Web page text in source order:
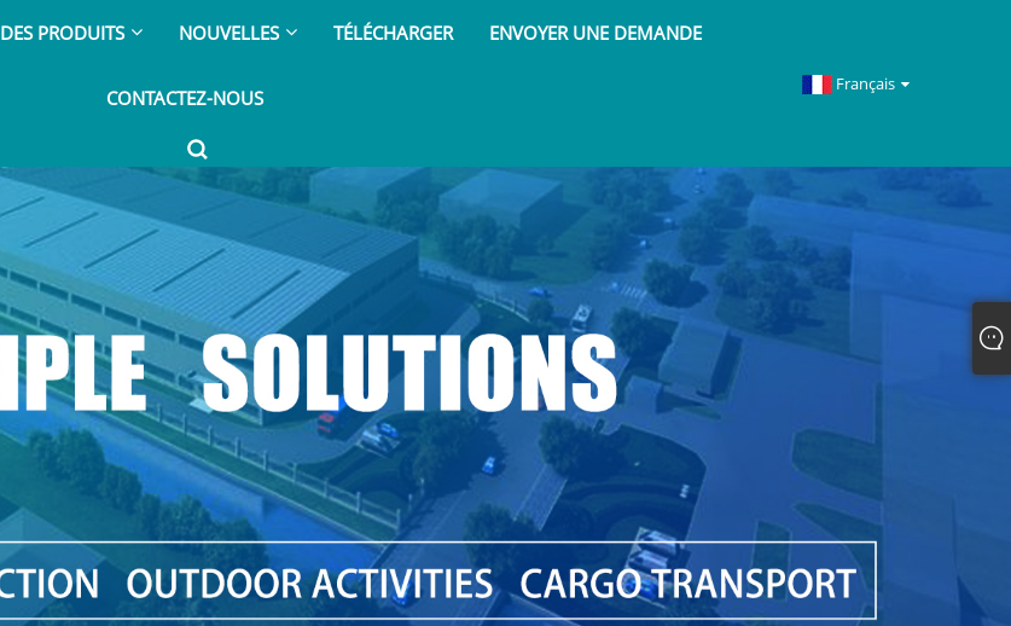
DES PRODUITS NOUVELLES TÉLÉCHARGER ENVOYER UNE DEMANDE
CONTACTEZ-NOUS
Français